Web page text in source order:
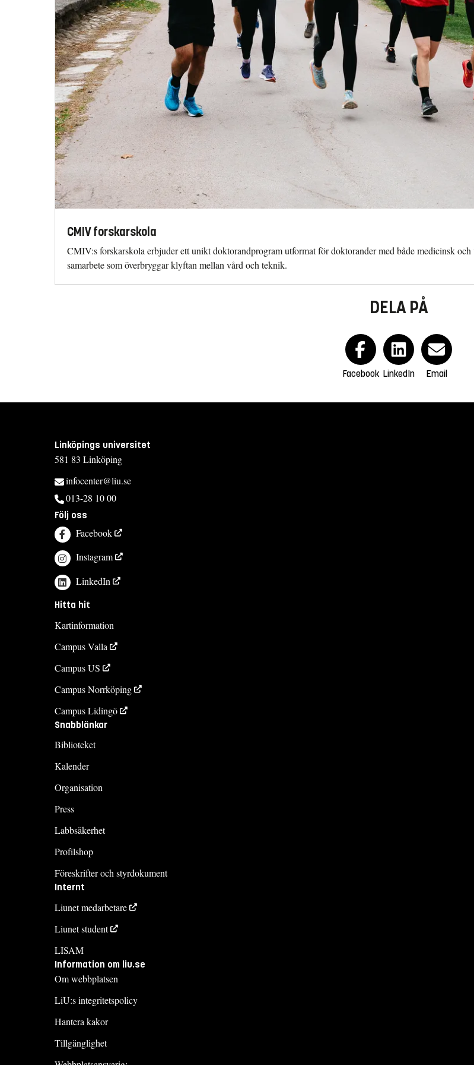
CMIV forskarskola
CMIV:s forskarskola erbjuder ett unikt doktorandprogram utformat för doktorander med både medicinsk
samarbete som överbryggar klyftan mellan vård och teknik.
DELA PÅ
Facebook LinkedIn Email
Linköpings universitet
581 83 Linköping
infocenter@liu.se
013-28 10 00
Följ oss
Facebook
Instagram
LinkedIn
Hitta hit
Kartinformation
Campus Valla
Campus US
Campus Norrköping
Campus Lidingö
Snabblänkar
Biblioteket
Kalender
Organisation
Press
Labbsäkerhet
Profilshop
Föreskrifter och styrdokument
Internt
Liunet medarbetare
Liunet student
LISAM
Information om liu.se
Om webbplatsen
LiU:s integritetspolicy
Hantera kakor
Tillgänglighet